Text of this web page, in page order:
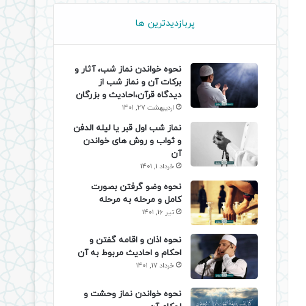
پربازدیدترین ها
نحوه خواندن نماز شب، آثار و
برکات آن و نماز شب از
دیدگاه قرآن،احادیث و بزرگان
اردیبهشت 27, 1401
نماز شب اول قبر یا لیله الدفن
و ثواب و روش های خواندن
آن
خرداد 1, 1401
نحوه وضو گرفتن بصورت
کامل و مرحله به مرحله
تیر 16, 1401
نحوه اذان و اقامه گفتن و
احکام و احادیث مربوط به آن
خرداد 17, 1401
نحوه خواندن نماز وحشت و